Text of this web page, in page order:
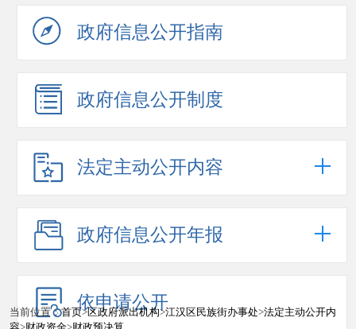
政府信息公开指南
政府信息公开制度
法定主动公开内容
政府信息公开年报
依申请公开
当前位置：首页>区政府派出机构>江汉区民族街办事处>法定主动公开内